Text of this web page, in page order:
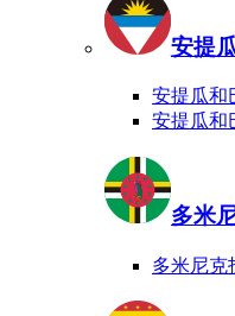
安提
安提瓜和
安提瓜和
多米
多米尼克